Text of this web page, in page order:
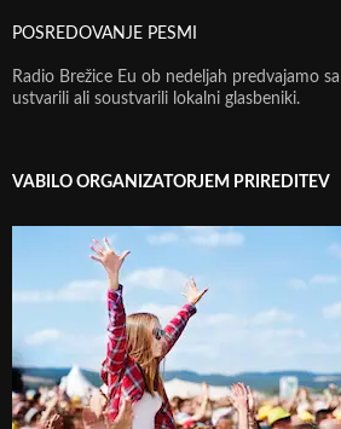
POSREDOVANJE PESMI
Radio Brežice Eu ob nedeljah predvajamo
ustvarili ali soustvarili lokalni glasbeniki.
VABILO ORGANIZATORJEM PRIREDITEV